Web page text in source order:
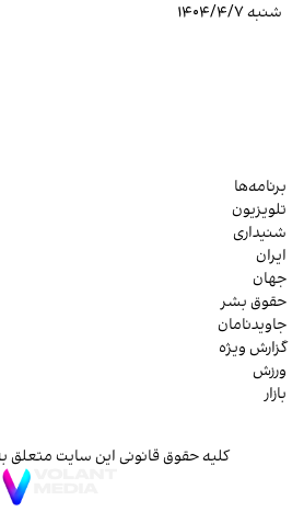
شنبه ۱۴۰۴/۴/۷
برنامه‌ها
تلویزیون
شنیداری
ایران
جهان
حقوق بشر
جاویدنامان
گزارش ویژه
ورزش
بازار
کلیه حقوق قانونی این سایت متعلق